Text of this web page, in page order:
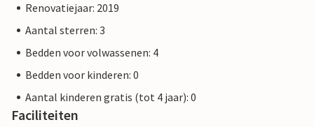
Renovatiejaar: 2019
Aantal sterren: 3
Bedden voor volwassenen: 4
Bedden voor kinderen: 0
Aantal kinderen gratis (tot 4 jaar): 0
Faciliteiten